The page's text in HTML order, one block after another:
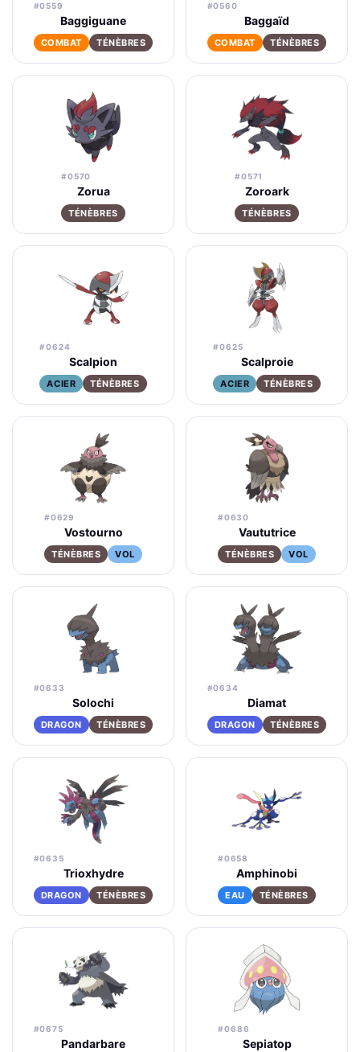
#0559
Baggiguane
COMBAT TÉNÈBRES
#0560
Baggaïd
COMBAT TÉNÈBRES
#0570
Zorua
TÉNÈBRES
#0571
Zoroark
TÉNÈBRES
#0624
Scalpion
ACIER TÉNÈBRES
#0625
Scalproie
ACIER TÉNÈBRES
#0629
Vostourno
TÉNÈBRES VOL
#0630
Vaututrice
TÉNÈBRES VOL
#0633
Solochi
DRAGON TÉNÈBRES
#0634
Diamat
DRAGON TÉNÈBRES
#0635
Trioxhydre
DRAGON TÉNÈBRES
#0658
Amphinobi
EAU TÉNÈBRES
#0675
Pandarbare
#0686
Sepiatop